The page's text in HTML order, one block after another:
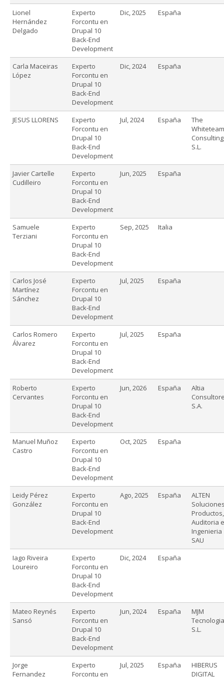
Lionel
Hernández
Delgado
Experto
Forcontu en
Drupal 10
Back-End
Development
Dic, 2025 España
Carla Maceiras
López
Experto
Forcontu en
Drupal 10
Back-End
Development
Dic, 2024 España
JESUS LLORENS
Experto
Forcontu en
Drupal 10
Back-End
Development
Jul, 2024 España
The
Whiteteam
S.L.
Javier Cartelle
Cudilleiro
Experto
Forcontu en
Drupal 10
Back-End
Development
Jun, 2025 España
Samuele
Terziani
Experto
Forcontu en
Drupal 10
Back-End
Development
Sep, 2025 Italia
Carlos José
Martínez
Sánchez
Experto
Forcontu en
Drupal 10
Back-End
Development
Jul, 2025 España
Carlos Romero
Álvarez
Experto
Forcontu en
Drupal 10
Back-End
Development
Jul, 2025 España
Roberto
Cervantes
Experto
Forcontu en
Drupal 10
Back-End
Development
Jun, 2026 España
Altia
S.A.
Manuel Muñoz
Castro
Experto
Forcontu en
Drupal 10
Back-End
Development
Oct, 2025 España
Leidy Pérez
González
Experto
Forcontu en
Drupal 10
Back-End
Development
Ago, 2025 España
ALTEN
Productos,
Auditoria e
Ingenieria
SAU
Iago Riveira
Loureiro
Experto
Forcontu en
Drupal 10
Back-End
Development
Dic, 2024 España
Mateo Reynés
Sansó
Experto
Forcontu en
Drupal 10
Back-End
Development
Jun, 2024 España
MJM
S.L.
Jorge
Fernandez
Experto
Forcontu en
Jul, 2025 España
HIBERUS
DIGITAL